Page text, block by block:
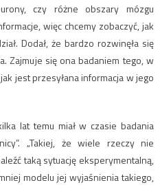
czy różne obszary mózgu
więc chcemy zobaczyć, jak
Dodał, że bardzo rozwinęła się
Zajmuje się ona badaniem tego, w
jest przesyłana informacja w jego
lat temu miał w czasie badania
„Takiej, że wiele rzeczy nie
taką sytuację eksperymentalną,
modelu jej wyjaśnienia takiego,